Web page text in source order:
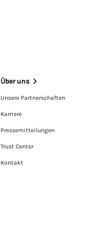
Über uns
Unsere Partnerschaften
Karriere
Pressemitteilungen
Trust Center
Kontakt